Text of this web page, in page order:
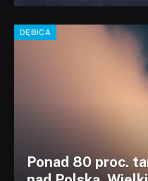
DĘBICA
Ponad 80 proc.